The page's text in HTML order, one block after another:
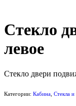
Стекло
левое
Стекло двери
Категории: Кабина Стекла и